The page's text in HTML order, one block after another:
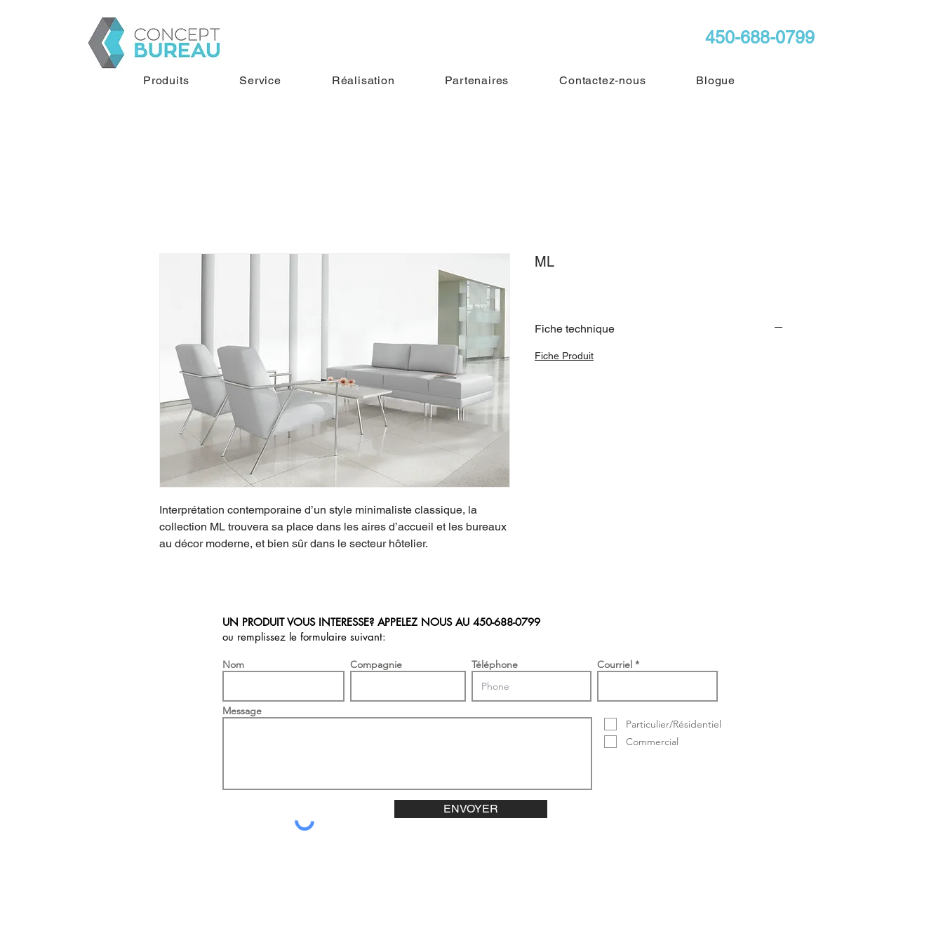
450-688-0799
Produits Service Réalisation Partenaires Contactez-nous Blogue
Interprétation contemporaine d’un style minimaliste classique, la
collection ML trouvera sa place dans les aires d’accueil et les bureaux
au décor moderne, et bien sûr dans le secteur hôtelier.
ML
Fiche technique
Fiche Produit
UN PRODUIT VOUS INTERESSE? APPELEZ NOUS AU 450-688-0799
ou remplissez le formulaire suivant:
Nom Compagnie Téléphone
Message
ENVOYER
Courriel
Particulier/Résidentiel
Commercial